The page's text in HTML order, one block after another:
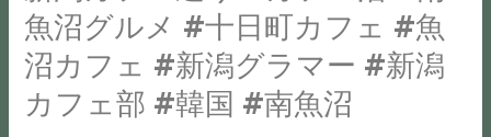
な
お
店
の
魚沼グルメ #十日町カフェ #魚
沼カフェ #新潟グラマー #新潟
カフェ部 #韓国 #南魚沼
も
あ
り
ま